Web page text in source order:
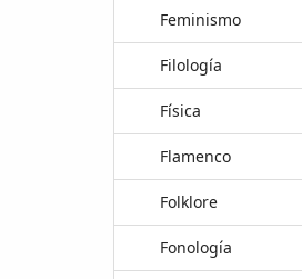
Feminismo
Filología
Física
Flamenco
Folklore
Fonología